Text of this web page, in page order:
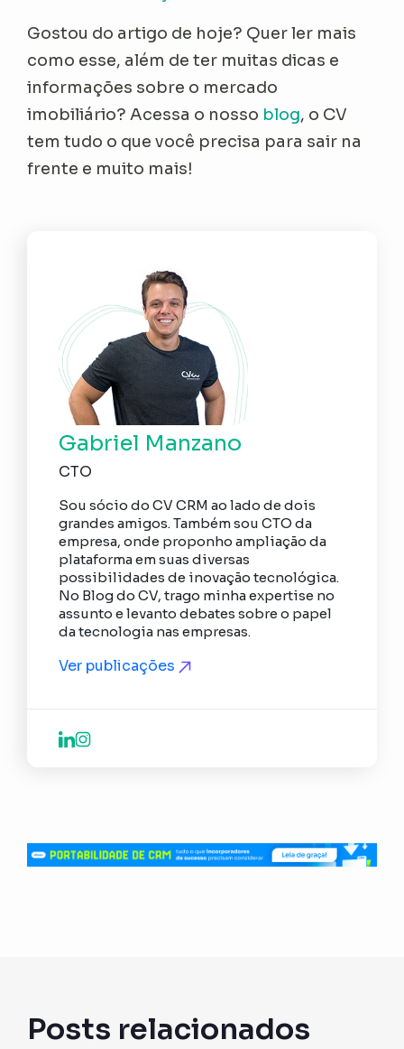
Gostou do artigo de hoje? Quer ler mais
como esse, além de ter muitas dicas e
informações sobre o mercado
imobiliário? Acessa o nosso blog, o CV
tem tudo o que você precisa para sair na
frente e muito mais!
Gabriel Manzano
CTO
Sou sócio do CV CRM ao lado de dois
grandes amigos. Também sou CTO da
empresa, onde proponho ampliação da
plataforma em suas diversas
possibilidades de inovação tecnológica.
No Blog do CV, trago minha expertise no
assunto e levanto debates sobre o papel
da tecnologia nas empresas.
Ver publicações
Posts relacionados